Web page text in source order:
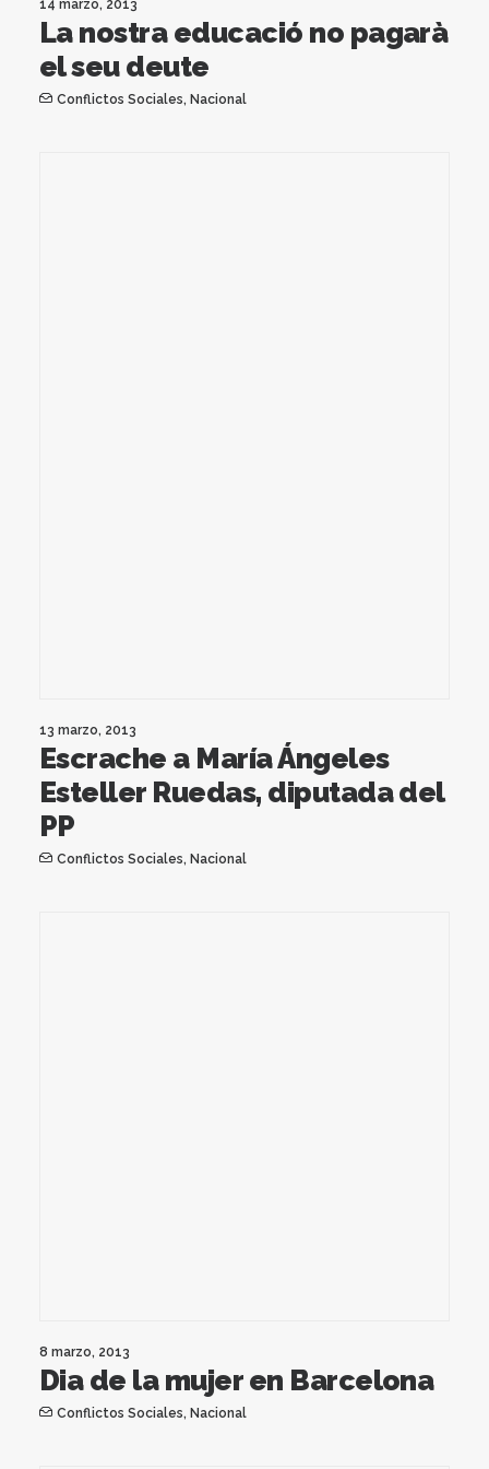
14 marzo, 2013
La nostra educació no pagarà
el seu deute
Conflictos Sociales, Nacional
13 marzo, 2013
Escrache a María Ángeles
Esteller Ruedas, diputada del
PP
Conflictos Sociales, Nacional
8 marzo, 2013
Dia de la mujer en Barcelona
Conflictos Sociales, Nacional